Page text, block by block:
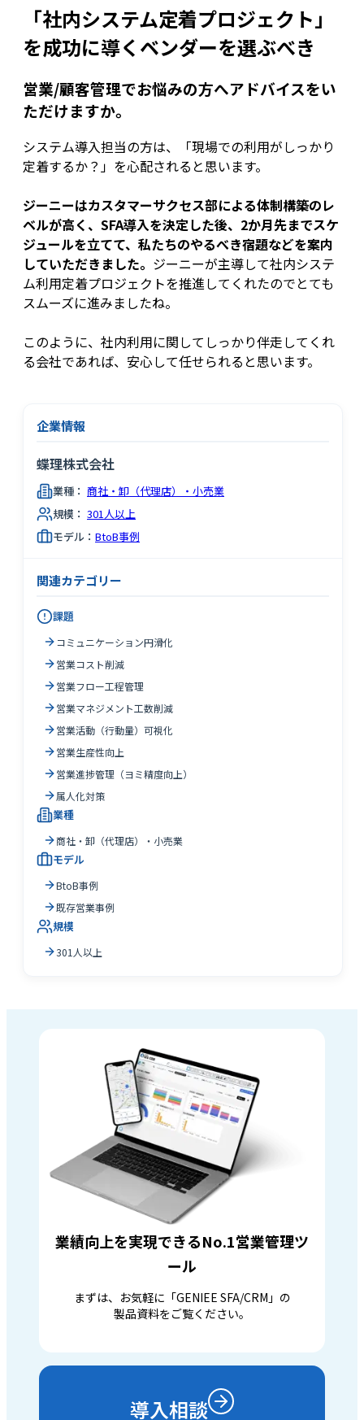
「社内システム定着プロジェクト」
を成功に導くベンダーを選ぶべき
営業/顧客管理でお悩みの方へアドバイスをい
ただけますか。
システム導入担当の方は、「現場での利用がしっかり
定着するか？」を心配されると思います。
ジーニーはカスタマーサクセス部による体制構築のレ
ベルが高く、SFA導入を決定した後、2か月先までスケ
ジュールを立てて、私たちのやるべき宿題などを案内
していただきました。 ジーニーが主導して社内システ
ム利用定着プロジェクトを推進してくれたのでとても
スムーズに進みましたね。
このように、社内利用に関してしっかり伴走してくれ
る会社であれば、安心して任せられると思います。
企業情報
蝶理株式会社
業種： 商社・卸（代理店）・小売業
規模： 301人以上
モデル： BtoB事例
関連カテゴリー
課題
コミュニケーション円滑化
営業コスト削減
営業フロー工程管理
営業マネジメント工数削減
営業活動（行動量）可視化
営業生産性向上
営業進捗管理（ヨミ精度向上）
属人化対策
業種
商社・卸（代理店）・小売業
モデル
BtoB事例
既存営業事例
規模
301人以上
業績向上を実現できるNo.1営業管理ツ
ール
まずは、お気軽に「GENIEE SFA/CRM」の
製品資料をご覧ください。
導入相談